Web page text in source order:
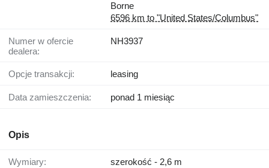
Borne
6596 km to "United States/Columbus"
Numer w ofercie
dealera:
NH3937
Opcje transakcji: leasing
Data zamieszczenia: ponad 1 miesiąc
Opis
Wymiary: szerokość - 2,6 m